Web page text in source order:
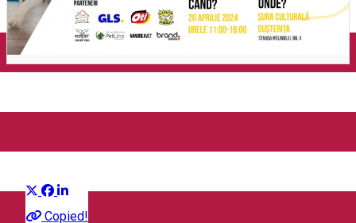
Pisicilor PAN
Copied!
Community